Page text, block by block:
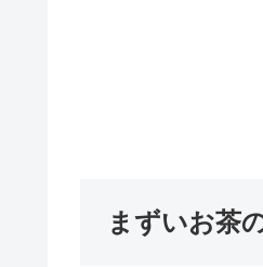
まずいお茶